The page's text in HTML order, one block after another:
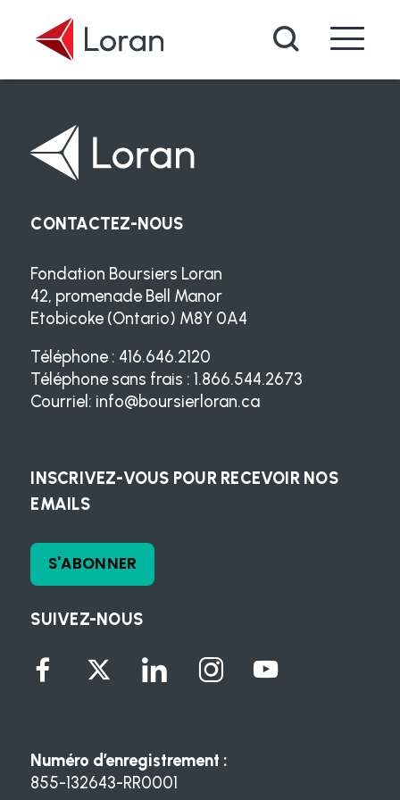
Recherche
SUIVEZ-NOUS
CONTACTEZ-NOUS
Fondation Boursiers Loran
42, promenade Bell Manor
Etobicoke (Ontario) M8Y 0A4
Téléphone : 416.646.2120
Téléphone sans frais : 1.866.544.2673
Courriel: info@boursierloran.ca
INSCRIVEZ-VOUS POUR RECEVOIR NOS
EMAILS
S'ABONNER
Numéro d’enregistrement :
855-132643-RR0001